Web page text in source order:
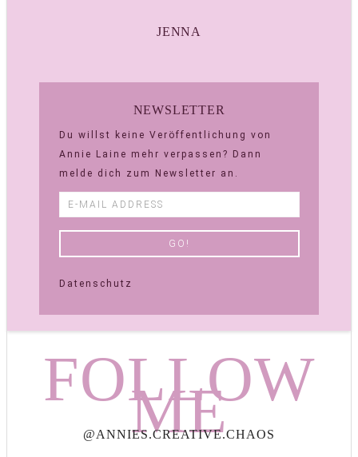
JENNA
NEWSLETTER
Du willst keine Veröffentlichung von
Annie Laine mehr verpassen? Dann
melde dich zum Newsletter an.
Datenschutz
FOLLOW
ME
@ANNIES.CREATIVE.CHAOS